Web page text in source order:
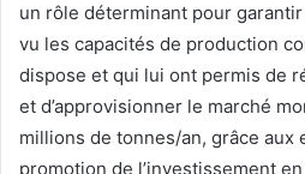
un rôle déterminant pour
vu les capacités de production
dispose et qui lui ont permis de
et d’approvisionner le marché
millions de tonnes/an, grâce
promotion de l’investissement